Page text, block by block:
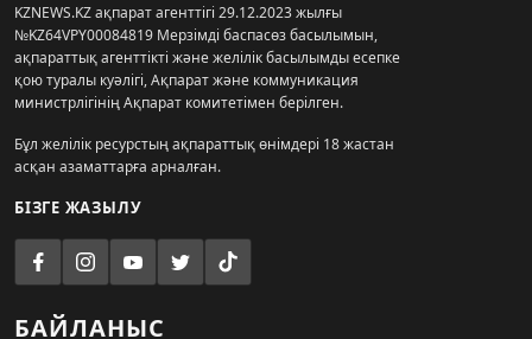
KZNEWS.KZ ақпарат агенттігі 29.12.2023 жылғы
№KZ64VPY00084819 Мерзімді баспасөз басылымын,
ақпараттық агенттікті және желілік басылымды есепке
қою туралы куәлігі, Ақпарат және коммуникация
министрлігінің Ақпарат комитетімен берілген.
Бұл желілік ресурстың ақпараттық өнімдері 18 жастан
асқан азаматтарға арналған.
БІЗГЕ ЖАЗЫЛУ
БАЙЛАНЫС